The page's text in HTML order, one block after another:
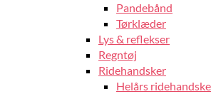
Pandebånd
Tørklæder
Lys & reflekser
Regntøj
Ridehandsker
Helårs